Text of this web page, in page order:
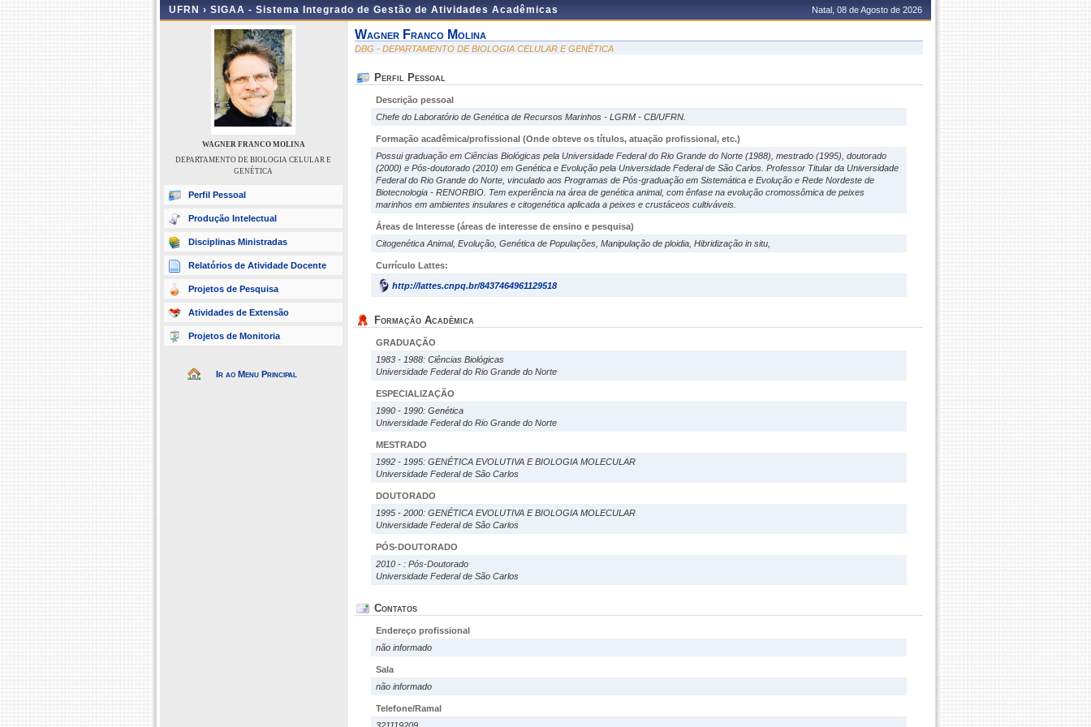
UFRN › SIGAA - Sistema Integrado de Gestão de Atividades Acadêmicas Natal, 08 de Agosto de 2026
WAGNER FRANCO MOLINA
DEPARTAMENTO DE BIOLOGIA CELULAR E
GENÉTICA
Perfil Pessoal
Produção Intelectual
Disciplinas Ministradas
Relatórios de Atividade Docente
Projetos de Pesquisa
Atividades de Extensão
Projetos de Monitoria
Ir ao Menu Principal
Wagner Franco Molina
DBG - DEPARTAMENTO DE BIOLOGIA CELULAR E GENÉTICA
Perfil Pessoal
Descrição pessoal
Chefe do Laboratório de Genética de Recursos Marinhos - LGRM - CB/UFRN.
Formação acadêmica/profissional (Onde obteve os títulos, atuação profissional, etc.)
Possui graduação em Ciências Biológicas pela Universidade Federal do Rio Grande do Norte (1988), mestrado (1995), doutorado
(2000) e Pós-doutorado (2010) em Genética e Evolução pela Universidade Federal de São Carlos. Professor Titular da Universidade
Federal do Rio Grande do Norte, vinculado aos Programas de Pós-graduação em Sistemática e Evolução e Rede Nordeste de
Biotecnologia - RENORBIO. Tem experiência na área de genética animal, com ênfase na evolução cromossômica de peixes
marinhos em ambientes insulares e citogenética aplicada a peixes e crustáceos cultiváveis.
Áreas de Interesse (áreas de interesse de ensino e pesquisa)
Citogenética Animal, Evolução, Genética de Populações, Manipulação de ploidia, Hibridização in situ,
Currículo Lattes:
http://lattes.cnpq.br/8437464961129518
Formação Acadêmica
GRADUAÇÃO
1983 - 1988: Ciências Biológicas
Universidade Federal do Rio Grande do Norte
ESPECIALIZAÇÃO
1990 - 1990: Genética
Universidade Federal do Rio Grande do Norte
MESTRADO
1992 - 1995: GENÉTICA EVOLUTIVA E BIOLOGIA MOLECULAR
Universidade Federal de São Carlos
DOUTORADO
1995 - 2000: GENÉTICA EVOLUTIVA E BIOLOGIA MOLECULAR
Universidade Federal de São Carlos
PÓS-DOUTORADO
2010 - : Pós-Doutorado
Universidade Federal de São Carlos
Contatos
Endereço profissional
não informado
Sala
não informado
Telefone/Ramal